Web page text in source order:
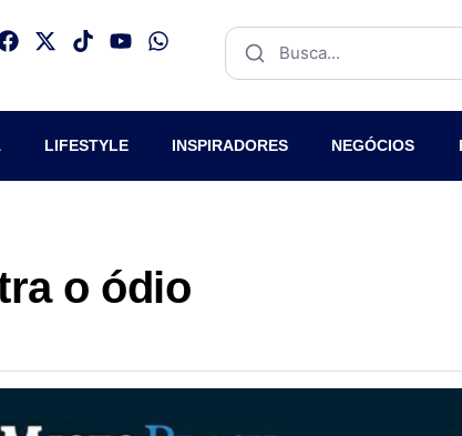
LIFESTYLE INSPIRADORES NEGÓCIOS
o ódio